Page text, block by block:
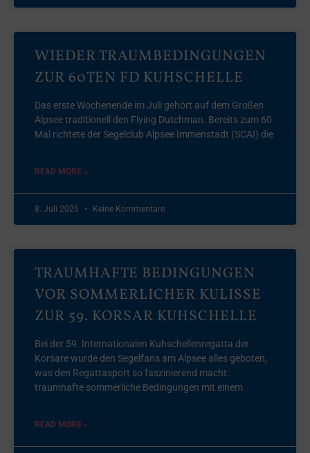
WIEDER TRAUMBEDINGUNGEN
ZUR 60TEN FD KUHSCHELLE
Das erste Wochenende im Juli gehört auf dem Großen
Alpsee traditionell den Flying Dutchman. Bereits zum 60.
Mal richtete der Segelclub Alpsee Immenstadt (SCAI) die
READ MORE »
8. Juli 2026 Keine Kommentare
TRAUMHAFTE BEDINGUNGEN
VOR SOMMERLICHER KULISSE
ZUR 59. KORSAR KUHSCHELLE
Bei der 59. Internationalen Kuhschellenregatta der
Korsare wurde den Segelfans am Alpsee alles geboten,
was den Regattasport so faszinierend macht:
traumhafte sommerliche Bedingungen mit einem
READ MORE »